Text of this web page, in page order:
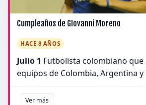
Cumpleaños de GIovanni Moreno
HACE 8 AÑOS
Julio 1 Futbolista colombiano que
equipos de Colombia, Argentina y
Ver más